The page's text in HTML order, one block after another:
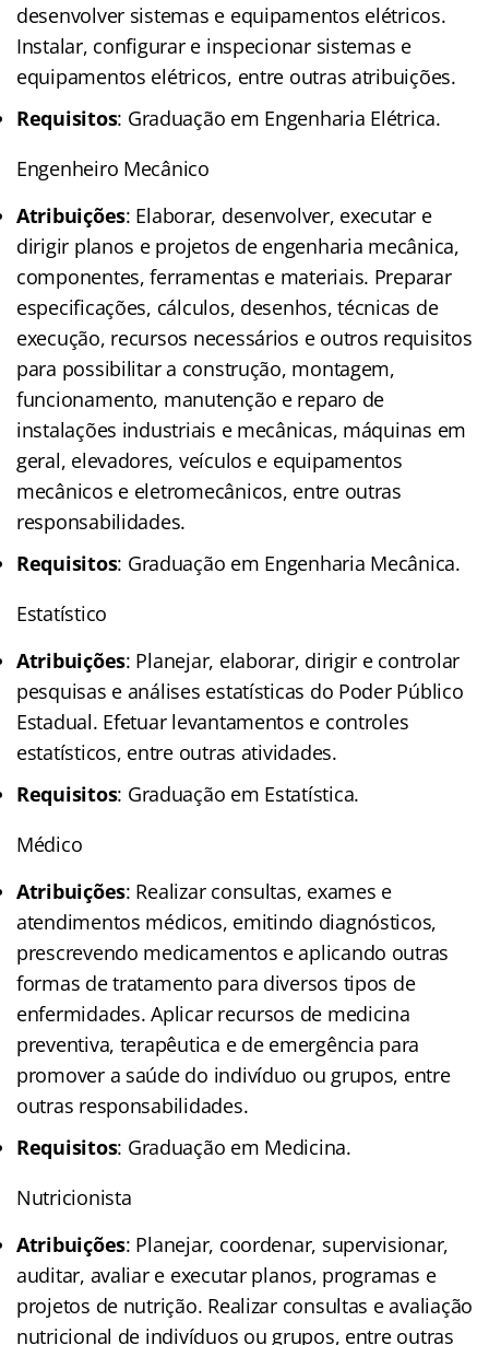
desenvolver sistemas e equipamentos elétricos.
Instalar, configurar e inspecionar sistemas e
equipamentos elétricos, entre outras atribuições.
Requisitos: Graduação em Engenharia Elétrica.
Engenheiro Mecânico
Atribuições: Elaborar, desenvolver, executar e
dirigir planos e projetos de engenharia mecânica,
componentes, ferramentas e materiais. Preparar
especificações, cálculos, desenhos, técnicas de
execução, recursos necessários e outros requisitos
para possibilitar a construção, montagem,
funcionamento, manutenção e reparo de
instalações industriais e mecânicas, máquinas em
geral, elevadores, veículos e equipamentos
mecânicos e eletromecânicos, entre outras
responsabilidades.
Requisitos: Graduação em Engenharia Mecânica.
Estatístico
Atribuições: Planejar, elaborar, dirigir e controlar
pesquisas e análises estatísticas do Poder Público
Estadual. Efetuar levantamentos e controles
estatísticos, entre outras atividades.
Requisitos: Graduação em Estatística.
Médico
Atribuições: Realizar consultas, exames e
atendimentos médicos, emitindo diagnósticos,
prescrevendo medicamentos e aplicando outras
formas de tratamento para diversos tipos de
enfermidades. Aplicar recursos de medicina
preventiva, terapêutica e de emergência para
promover a saúde do indivíduo ou grupos, entre
outras responsabilidades.
Requisitos: Graduação em Medicina.
Nutricionista
Atribuições: Planejar, coordenar, supervisionar,
auditar, avaliar e executar planos, programas e
projetos de nutrição. Realizar consultas e avaliação
nutricional de indivíduos ou grupos, entre outras